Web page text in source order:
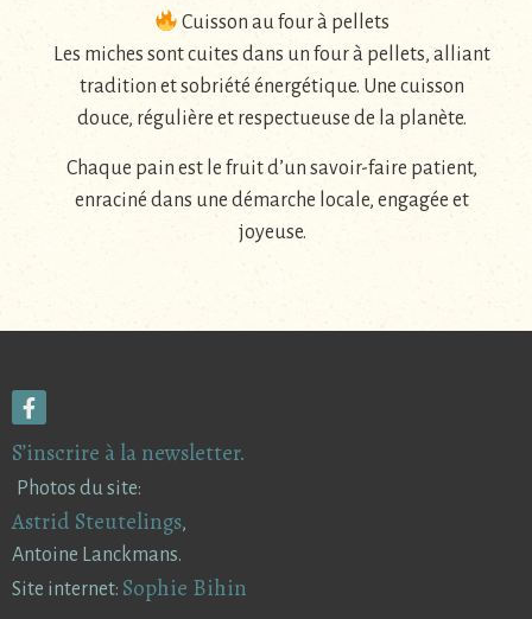
Cuisson au four à pellets
Les miches sont cuites dans un four à pellets, alliant
tradition et sobriété énergétique. Une cuisson
douce, régulière et respectueuse de la planète.
Chaque pain est le fruit d’un savoir-faire patient,
enraciné dans une démarche locale, engagée et
joyeuse.
S’inscrire à la newsletter.
Photos du site:
Astrid Steutelings,
Antoine Lanckmans.
Site internet: Sophie Bihin